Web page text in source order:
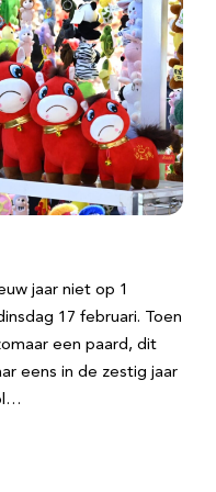
jaar niet op 1
17 februari. Toen
een paard, dit
eens in de zestig jaar